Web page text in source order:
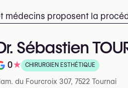
médecins proposent la
Sébastien
de 0 sur 5 sur Google
0★ CHIRURGIEN ESTHÉTIQUE
du Fourcroix 307, 7522 Tournai